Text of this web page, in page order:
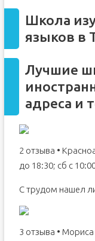
Где в Туле
EXPRESS, Центр
Данко, школа
Бизнес-лицей
Школа
языков в
Лучшие
адреса и
2 отзыва •
до 18:30; сб с
С трудом нашел
3 отзыва • Мориса